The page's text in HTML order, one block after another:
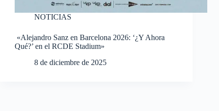
NOTICIAS
«Alejandro Sanz en Barcelona 2026: ‘¿Y Ahora
Qué?’ en el RCDE Stadium»
8 de diciembre de 2025